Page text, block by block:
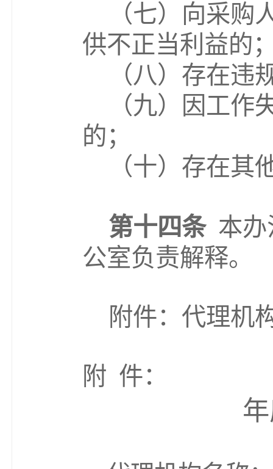
（七）向采
供不正当利益的
（八）存在违
（九）因工
的 ；
（十）存在其
第十四条 本
公室负责解释。
附件：代理机
附 件：